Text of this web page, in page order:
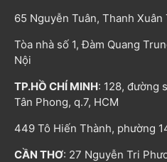
65 Nguyễn Tuân, Thanh
Tòa nhà số 1, Đàm Quang
Nội
TP.HỒ CHÍ MINH: 128, đường
Tân Phong, q.7, HCM
449 Tô Hiến Thành, phường
CẦN THƠ: 27 Nguyễn Tri